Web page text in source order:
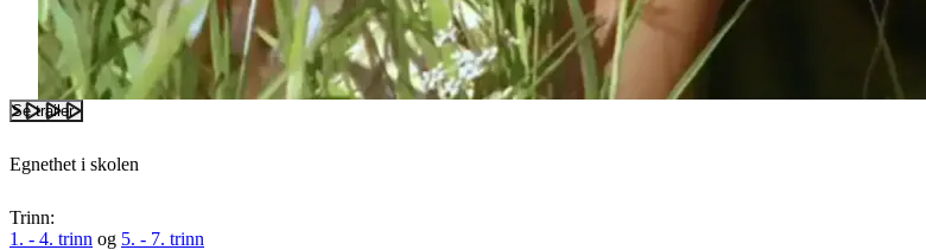
Se trailer
Egnethet i skolen
Trinn:
1. - 4. trinn og 5. - 7. trinn